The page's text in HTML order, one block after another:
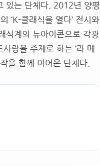
있는 단체다. 2012년 양평
‘K-클래식을 열다’ 전시와
식계의 뉴아이콘으로 각광
랑을 주제로 하는 ‘라 메
을 함께 이어온 단체다.